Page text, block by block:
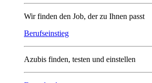
Wir finden den Job, der zu Ihnen passt
Berufseinstieg
Azubis finden, testen und einstellen